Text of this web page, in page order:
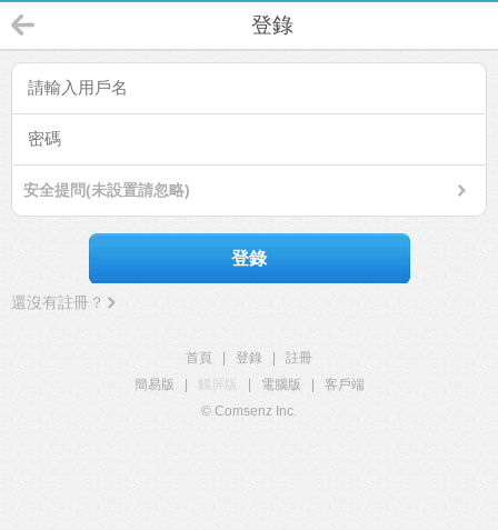
登錄
安全提問(未設置請忽略)
登錄
還沒有註冊？
首頁 登錄
註冊
簡易版
觸屏版 電腦版
客戶端
© Comsenz Inc.